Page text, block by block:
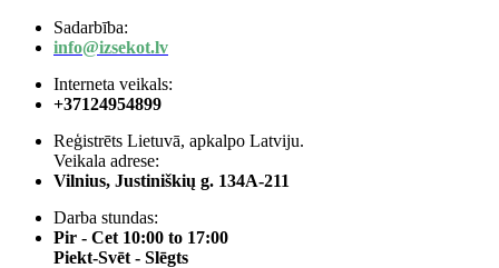
Sadarbība:
info@izsekot.lv
Interneta veikals:
+37124954899
Reģistrēts Lietuvā, apkalpo Latviju.
Veikala adrese:
Vilnius, Justiniškių g. 134A-211
Darba stundas:
Pir - Cet 10:00 to 17:00
Piekt-Svēt - Slēgts